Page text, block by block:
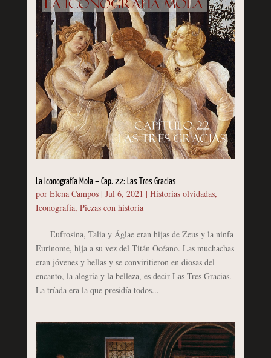
La Iconografía Mola – Cap. 22: Las Tres Gracias
por Elena Campos| Jul 6, 2021 | Historias olvidadas,
Iconografía, Piezas con historia
Eufrosina, Talia y Áglae eran hijas de Zeus y la ninfa
Eurinome, hija a su vez del Titán Océano. Las muchachas
eran jóvenes y bellas y se conviritieron en diosas del
encanto, la alegría y la belleza, es decir Las Tres Gracias.
La tríada era la que presidía todos...